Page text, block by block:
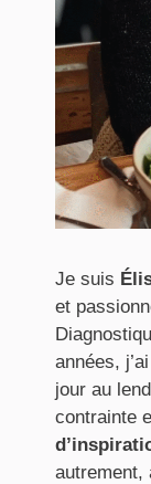
Je suis
et
années,
jour au
contrainte
autrement,